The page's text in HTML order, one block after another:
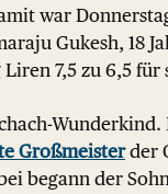
war
Gukesh, 18
7,5 zu 6,5 für
Großmeisterder
begann der